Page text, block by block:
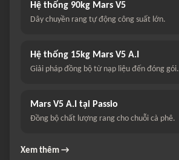
Hệ thống 90kg Mars V5
Dây chuyền rang tự động công suất lớn.
Hệ thống 15kg Mars V5 A.I
Giải pháp đồng bộ từ nạp liệu đến đóng gói.
Mars V5 A.I tại Passio
Đồng bộ chất lượng rang cho chuỗi cà phê.
Xem thêm →